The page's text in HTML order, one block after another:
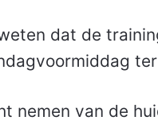
dat de
nemen van de